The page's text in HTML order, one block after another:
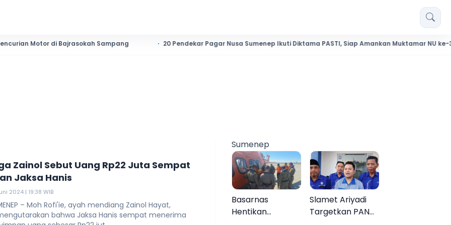
di Bajrasokah Sampang 20 Pendekar Pagar Nusa Sumenep Ikuti Diktama PASTI, Siap Amankan Muktamar NU ke-35
Zainol Sebut Uang Rp22 Juta Sempat
Jaksa Hanis
2024 | 19:38 WIB
– Moh Rofi'ie, ayah mendiang Zainol Hayat,
bahwa Jaksa Hanis sempat menerima
Sumenep
Basarnas
Hentikan
Slamet Ariyadi
Targetkan PAN